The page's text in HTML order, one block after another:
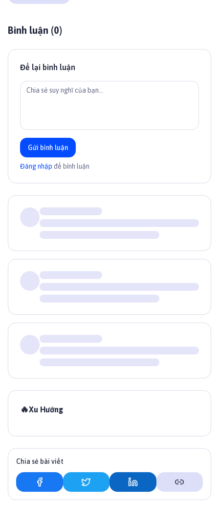
Bình luận (0)
Để lại bình luận
Gửi bình luận
Đăng nhập để bình luận
🔥Xu Hướng
Chia sẻ bài viết